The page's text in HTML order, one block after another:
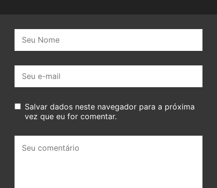
mail:
Salvar dados neste navegador para a próxima
vez que eu for comentar.
comentário: